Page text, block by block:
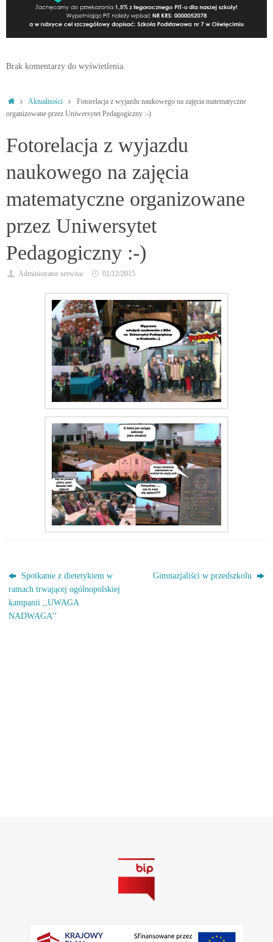
Brak komentarzy do wyświetlenia.
Strona
główna
Aktualności
Fotorelacja z wyjazdu naukowego na zajęcia matematyczne
organizowane przez Uniwersytet Pedagogiczny :-)
Fotorelacja z wyjazdu
naukowego na zajęcia
matematyczne organizowane
przez Uniwersytet
Pedagogiczny :-)
Administrator serwisu 01/12/2015
Spotkanie z dietetykiem w
ramach trwającej ogólnopolskiej
kampanii ,,UWAGA
NADWAGA’’
Gimnazjaliści w przedszkolu